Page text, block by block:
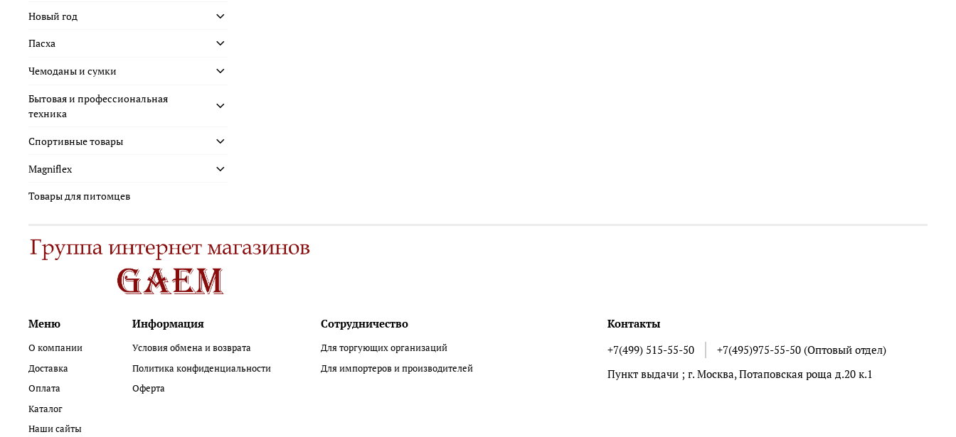
Новый год
Пасха
Чемоданы и сумки
Бытовая и профессиональная
техника
Спортивные товары
Magniflex
Товары для питомцев
Меню
О компании
Доставка
Оплата
Каталог
Наши сайты
Информация
Условия обмена и возврата
Политика конфиденциальности
Оферта
Сотрудничество
Для торгующих организаций
Для импортеров и производителей
Контакты
+7(499) 515-55-50
+7(495)975-55-50 (Оптовый отдел)
Пункт выдачи ; г. Москва, Потаповская роща д.20 к.1